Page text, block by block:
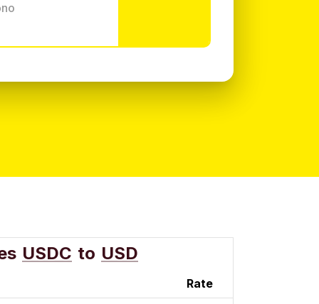
USDC to USD
Rate